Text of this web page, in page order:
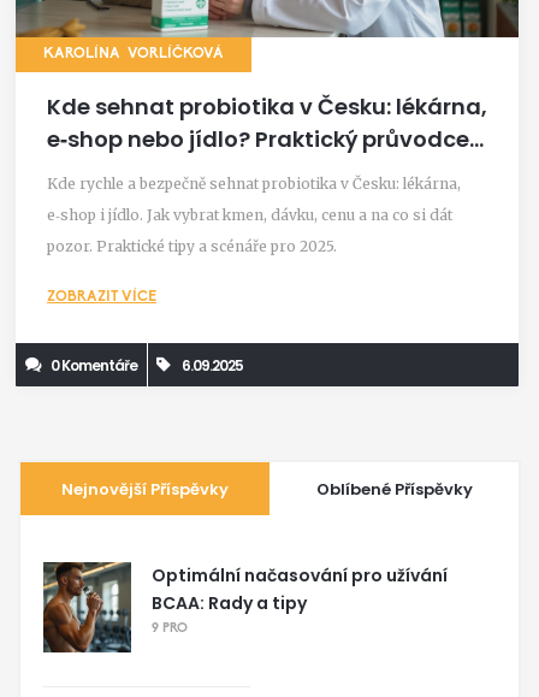
KAROLÍNA VORLÍČKOVÁ
Kde sehnat probiotika v Česku: lékárna,
e‑shop nebo jídlo? Praktický průvodce
2025
Kde rychle a bezpečně sehnat probiotika v Česku: lékárna,
e‑shop i jídlo. Jak vybrat kmen, dávku, cenu a na co si dát
pozor. Praktické tipy a scénáře pro 2025.
ZOBRAZIT VÍCE
0 Komentáře 6.09.2025
Nejnovější Příspěvky Oblíbené Příspěvky
Optimální načasování pro užívání
BCAA: Rady a tipy
9 PRO